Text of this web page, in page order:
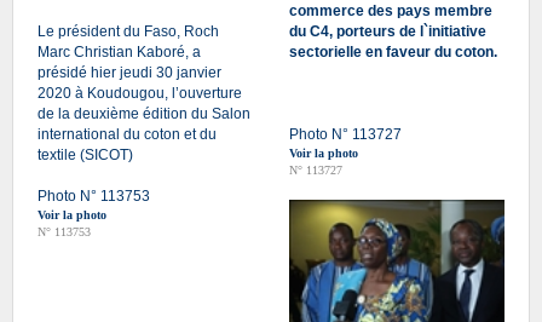
Le président du Faso, Roch
Marc Christian Kaboré, a
présidé hier jeudi 30 janvier
2020 à Koudougou, l’ouverture
de la deuxième édition du Salon
international du coton et du
textile (SICOT)
Photo N° 113753
Voir la photo
N° 113753
commerce des pays membre
du C4, porteurs de l`initiative
sectorielle en faveur du coton.
Photo N° 113727
Voir la photo
N° 113727